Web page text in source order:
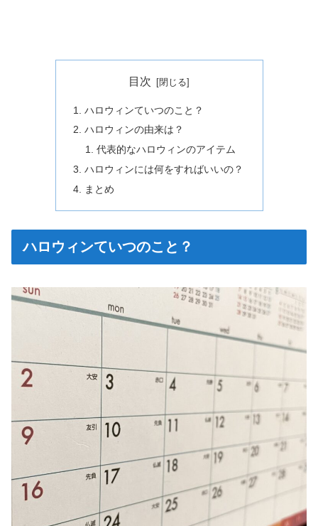
目次
ハロウィンていつのこと？
ハロウィンの由来は？
代表的なハロウィンのアイテム
ハロウィンには何をすればいいの？
まとめ
ハロウィンていつのこと？